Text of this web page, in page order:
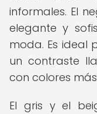
informales. El
elegante y
moda. Es ideal
un contraste
con colores
El gris y el